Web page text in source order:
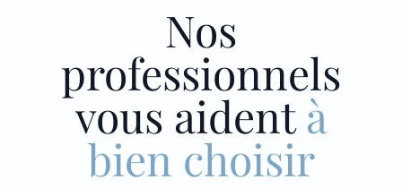
Nos
professionnels
vous aidentà
bien choisir